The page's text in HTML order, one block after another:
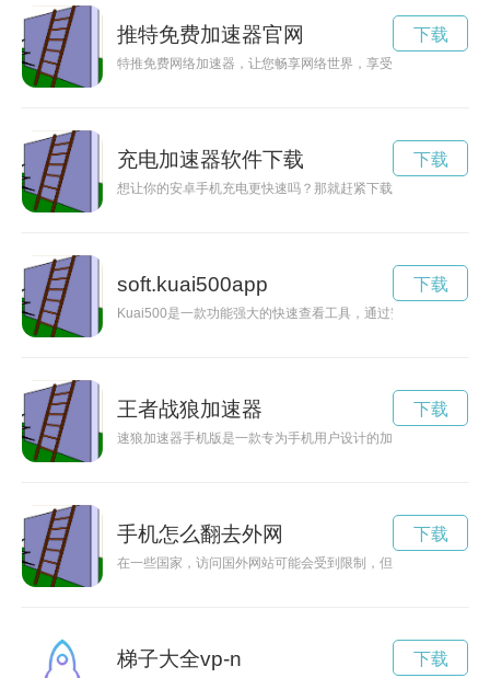
推特免费加速器官网
特推免费网络加速器，让您畅享网络世界，享受更快速、更稳定
下载
充电加速器软件下载
想让你的安卓手机充电更快速吗？那就赶紧下载安装充电加速
下载
soft.kuai500app
Kuai500是一款功能强大的快速查看工具，通过安装包可以解
下载
王者战狼加速器
速狼加速器手机版是一款专为手机用户设计的加速器应用，可
下载
手机怎么翻去外网
在一些国家，访问国外网站可能会受到限制，但我们可以通过
下载
梯子大全vp-n 下载